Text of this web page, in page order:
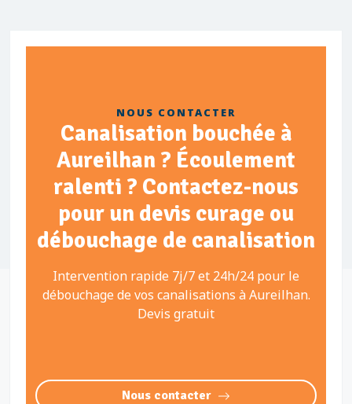
NOUS CONTACTER
Canalisation bouchée à
Aureilhan ? Écoulement
ralenti ? Contactez-nous
pour un devis curage ou
débouchage de canalisation
Intervention rapide 7j/7 et 24h/24 pour le
débouchage de vos canalisations à Aureilhan.
Devis gratuit
Nous contacter